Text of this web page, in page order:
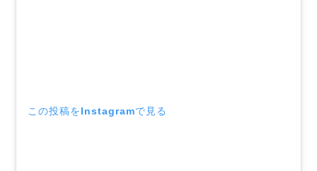
この投稿をInstagramで見る